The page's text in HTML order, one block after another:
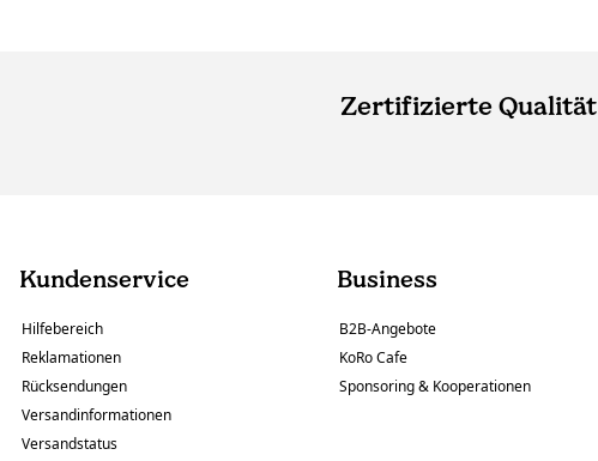
Zertifizierte Qualität
Kundenservice
Hilfebereich
Reklamationen
Rücksendungen
Versandinformationen
Versandstatus
Business
B2B-Angebote
KoRo Cafe
Sponsoring & Kooperationen